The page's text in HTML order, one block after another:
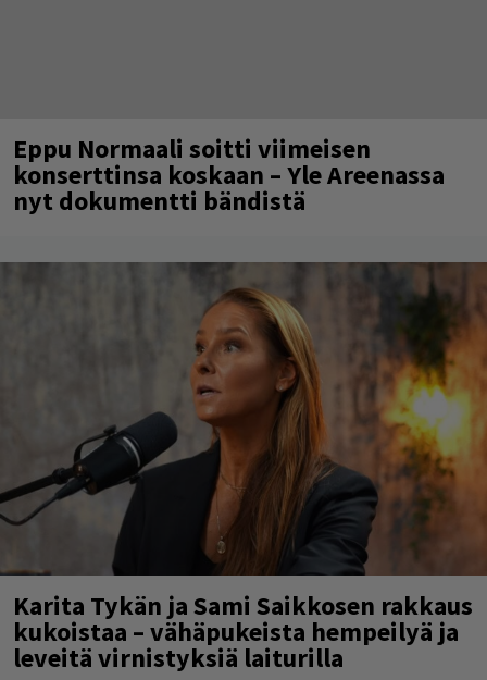
Eppu Normaali soitti viimeisen
konserttinsa koskaan – Yle Areenassa
nyt dokumentti bändistä
Karita Tykän ja Sami Saikkosen rakkaus
kukoistaa – vähäpukeista hempeilyä ja
leveitä virnistyksiä laiturilla